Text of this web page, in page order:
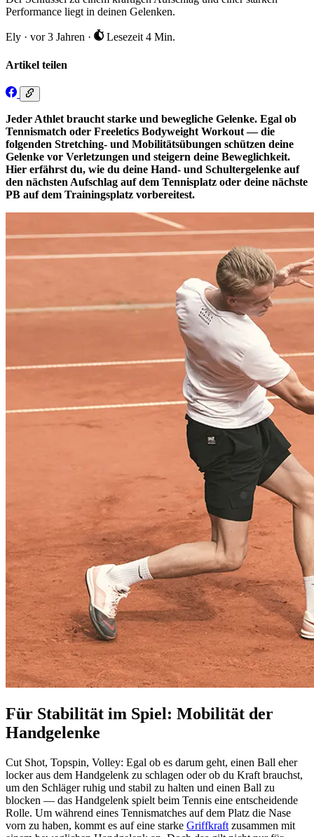
Performance liegt in deinen Gelenken.
Ely · vor 3 Jahren · Lesezeit 4 Min.
Artikel teilen
Jeder Athlet braucht starke und bewegliche Gelenke. Egal ob
Tennismatch oder Freeletics Bodyweight Workout — die
folgenden Stretching- und Mobilitätsübungen schützen deine
Gelenke vor Verletzungen und steigern deine Beweglichkeit.
Hier erfährst du, wie du deine Hand- und Schultergelenke auf
den nächsten Aufschlag auf dem Tennisplatz oder deine nächste
PB auf dem Trainingsplatz vorbereitest.
Für Stabilität im Spiel: Mobilität der
Handgelenke
Cut Shot, Topspin, Volley: Egal ob es darum geht, einen Ball eher
locker aus dem Handgelenk zu schlagen oder ob du Kraft brauchst,
um den Schläger ruhig und stabil zu halten und einen Ball zu
blocken — das Handgelenk spielt beim Tennis eine entscheidende
Rolle. Um während eines Tennismatches auf dem Platz die Nase
vorn zu haben, kommt es auf eine starke Griffkraft zusammen mit